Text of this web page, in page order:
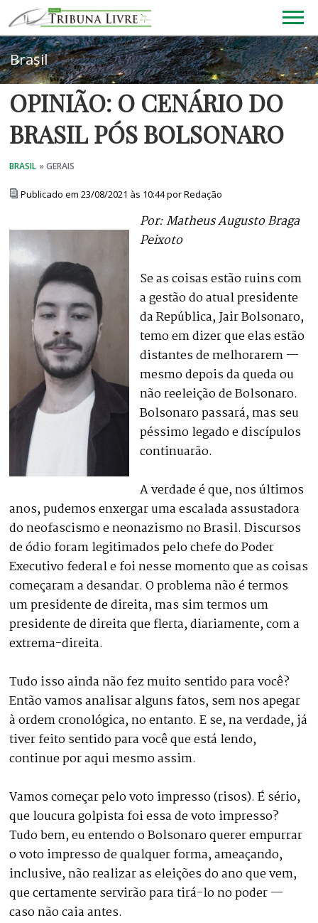
OPINIÃO: O CENÁRIO DO
BRASIL PÓS BOLSONARO
Publicado em 23/08/2021 às 10:44 por Redação
Por: Matheus Augusto Braga
Peixoto
Se as coisas estão ruins com
a gestão do atual presidente
da República, Jair Bolsonaro,
temo em dizer que elas estão
distantes de melhorarem —
mesmo depois da queda ou
não reeleição de Bolsonaro.
Bolsonaro passará, mas seu
péssimo legado e discípulos
continuarão.
A verdade é que, nos últimos
anos, pudemos enxergar uma escalada assustadora
do neofascismo e neonazismo no Brasil. Discursos
de ódio foram legitimados pelo chefe do Poder
Executivo federal e foi nesse momento que as coisas
começaram a desandar. O problema não é termos
um presidente de direita, mas sim termos um
presidente de direita que flerta, diariamente, com a
extrema-direita.
Tudo isso ainda não fez muito sentido para você?
Então vamos analisar alguns fatos, sem nos apegar
à ordem cronológica, no entanto. E se, na verdade, já
tiver feito sentido para você que está lendo,
continue por aqui mesmo assim.
Vamos começar pelo voto impresso (risos). É sério,
que loucura golpista foi essa de voto impresso?
Tudo bem, eu entendo o Bolsonaro querer empurrar
o voto impresso de qualquer forma, ameaçando,
inclusive, não realizar as eleições do ano que vem,
que certamente servirão para tirá-lo no poder —
caso não caia antes.